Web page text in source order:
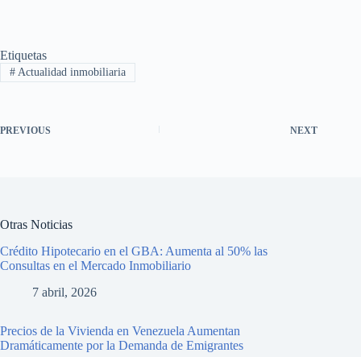
Etiquetas
#Actualidad inmobiliaria
PREVIOUS NEXT
Otras Noticias
Crédito Hipotecario en el GBA: Aumenta al 50% las
Consultas en el Mercado Inmobiliario
7 abril, 2026
Precios de la Vivienda en Venezuela Aumentan
Dramáticamente por la Demanda de Emigrantes